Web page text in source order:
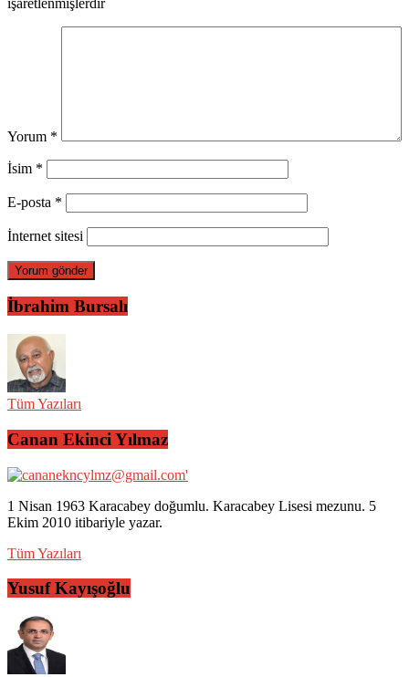
Yorum *
İsim *
E-posta *
İnternet sitesi
İbrahim Bursalı
Tüm Yazıları
Canan Ekinci Yılmaz
1 Nisan 1963 Karacabey doğumlu. Karacabey Lisesi mezunu. 5
Ekim 2010 itibariyle yazar.
Tüm Yazıları
Yusuf Kayışoğlu